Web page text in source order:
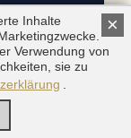
über
×
Inhalte
Verwendung von
sie zu